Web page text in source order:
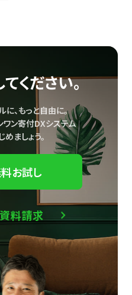
ください。
、もっと自由に。
ン寄付DXシステム
ましょう。
お試し
料請求